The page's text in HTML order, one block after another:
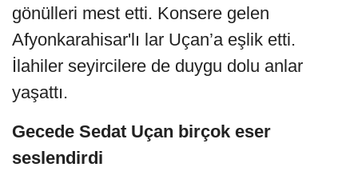
gönülleri mest etti. Konsere gelen
Afyonkarahisar'lı lar Uçan’a eşlik etti.
İlahiler seyircilere de duygu dolu anlar
yaşattı.
Gecede Sedat Uçan birçok eser
seslendirdi